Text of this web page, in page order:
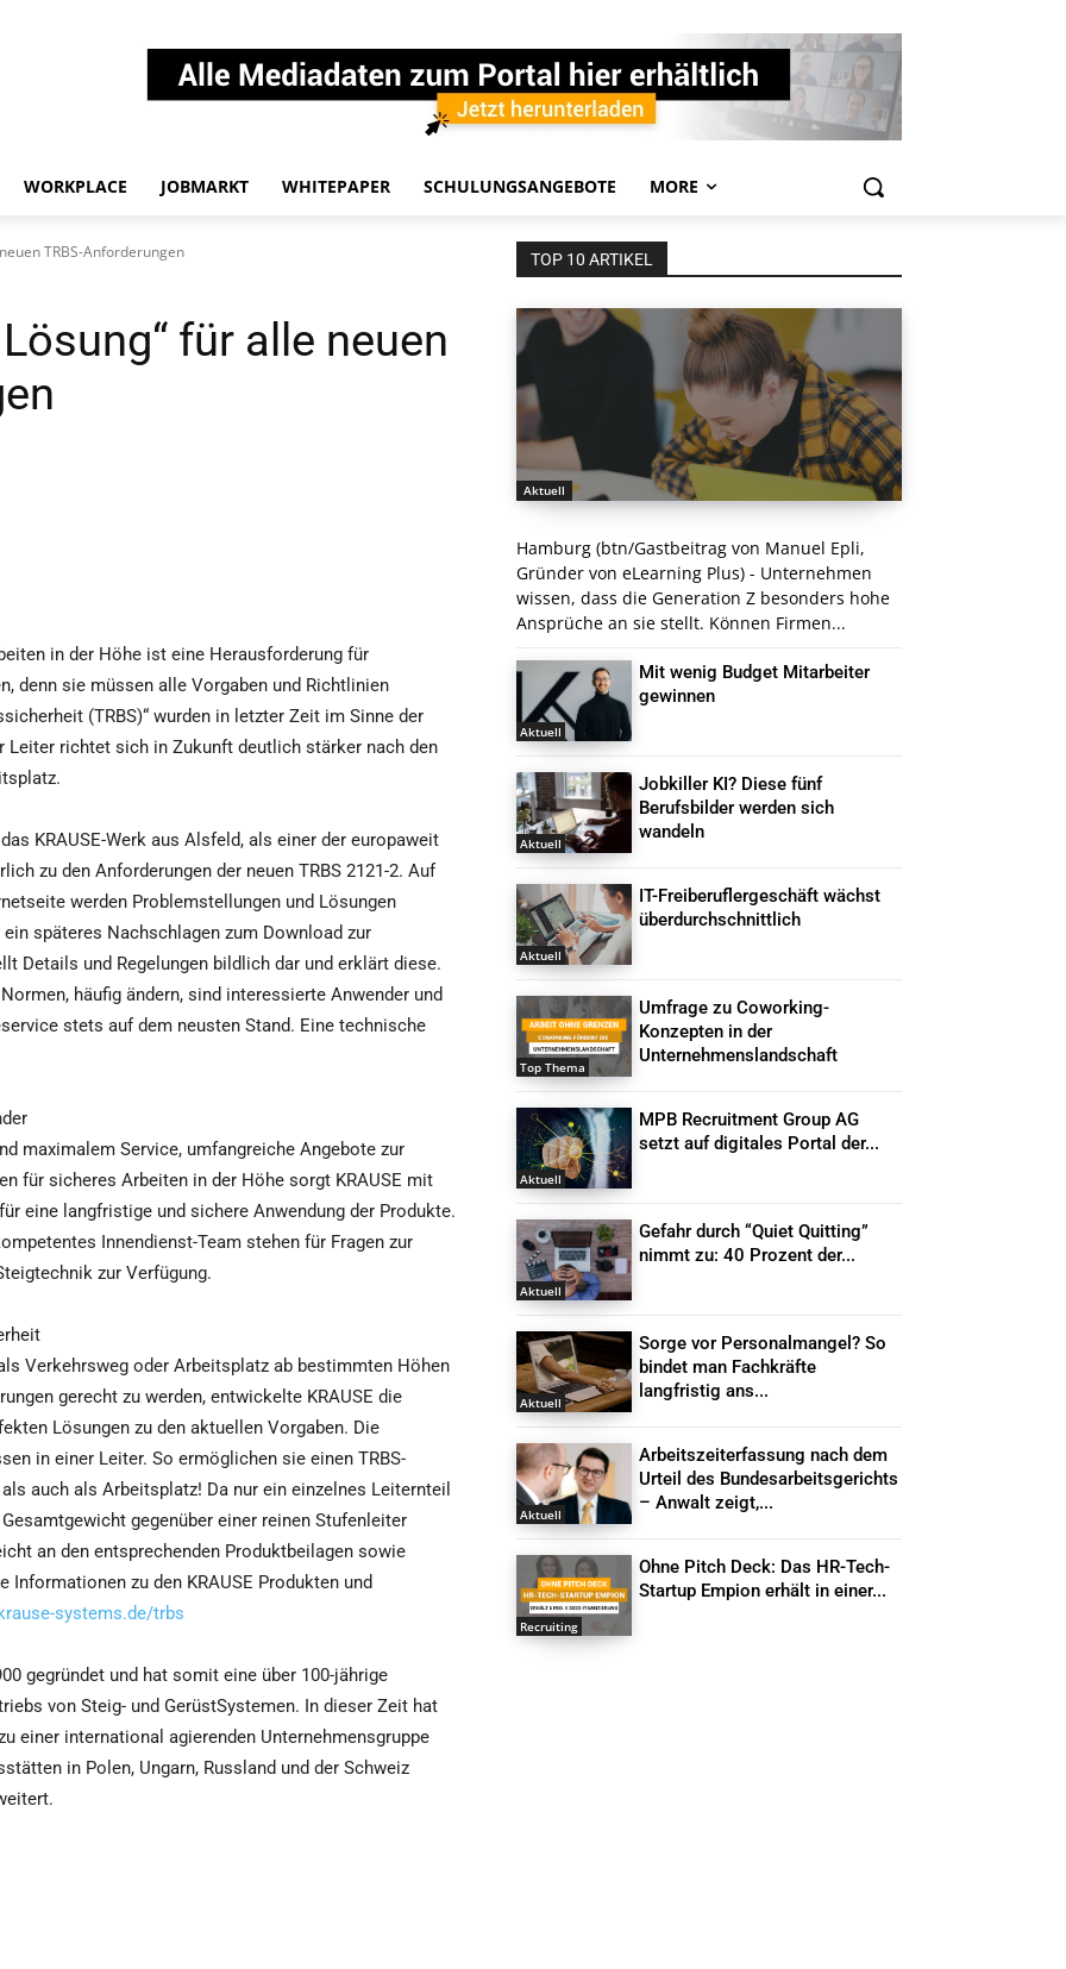
WORKPLACE JOBMARKT WHITEPAPER SCHULUNGSANGEBOTE MORE
TRBS-Anforderungen
Lösung“ für alle neuen
in der Höhe ist eine Herausforderung für
denn sie müssen alle Vorgaben und Richtlinien
(TRBS)“ wurden in letzter Zeit im Sinne der
richtet sich in Zukunft deutlich stärker nach den
KRAUSE-Werk aus Alsfeld, als einer der europaweit
zu den Anforderungen der neuen TRBS 2121-2. Auf
werden Problemstellungen und Lösungen
späteres Nachschlagen zum Download zur
Details und Regelungen bildlich dar und erklärt diese.
häufig ändern, sind interessierte Anwender und
stets auf dem neusten Stand. Eine technische
maximalem Service, umfangreiche Angebote zur
für sicheres Arbeiten in der Höhe sorgt KRAUSE mit
eine langfristige und sichere Anwendung der Produkte.
Innendienst-Team stehen für Fragen zur
zur Verfügung.
Verkehrsweg oder Arbeitsplatz ab bestimmten Höhen
gerecht zu werden, entwickelte KRAUSE die
Lösungen zu den aktuellen Vorgaben. Die
in einer Leiter. So ermöglichen sie einen TRBS-
auch als Arbeitsplatz! Da nur ein einzelnes Leiternteil
gegenüber einer reinen Stufenleiter
an den entsprechenden Produktbeilagen sowie
Informationen zu den KRAUSE Produkten und
systems.de/trbs
gegründet und hat somit eine über 100-jährige
von Steig- und GerüstSystemen. In dieser Zeit hat
einer international agierenden Unternehmensgruppe
in Polen, Ungarn, Russland und der Schweiz
TOP 10 ARTIKEL
Aktuell
Hamburg (btn/Gastbeitrag von Manuel Epli,
Gründer von eLearning Plus) - Unternehmen
wissen, dass die Generation Z besonders hohe
Ansprüche an sie stellt. Können Firmen...
Aktuell
Mit wenig Budget Mitarbeiter
gewinnen
Aktuell
Jobkiller KI? Diese fünf
Berufsbilder werden sich
wandeln
Aktuell
IT-Freiberuflergeschäft wächst
überdurchschnittlich
Top Thema
Umfrage zu Coworking-
Konzepten in der
Unternehmenslandschaft
Aktuell
MPB Recruitment Group AG
setzt auf digitales Portal der...
Aktuell
Gefahr durch “Quiet Quitting”
nimmt zu: 40 Prozent der...
Aktuell
Sorge vor Personalmangel? So
bindet man Fachkräfte
langfristig ans...
Aktuell
Arbeitszeiterfassung nach dem
Urteil des Bundesarbeitsgerichts
– Anwalt zeigt,...
Recruiting
Ohne Pitch Deck: Das HR-Tech-
Startup Empion erhält in einer...